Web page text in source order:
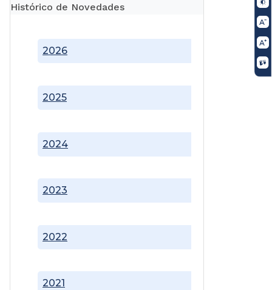
Histórico de Novedades
2021
2022
2023
2024
2025
2026